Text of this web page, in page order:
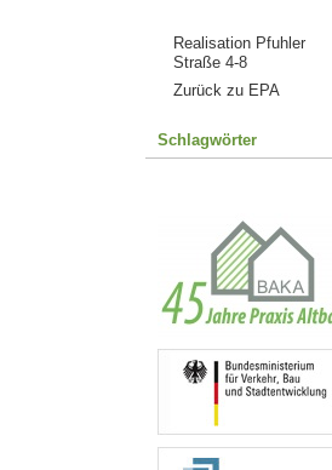
Realisation Pfuhler
Straße 4-8
Zurück zu EPA
Schlagwörter